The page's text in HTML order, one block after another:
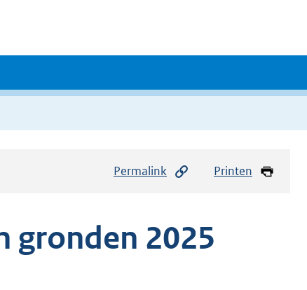
Permalink Printen
gronden 2025